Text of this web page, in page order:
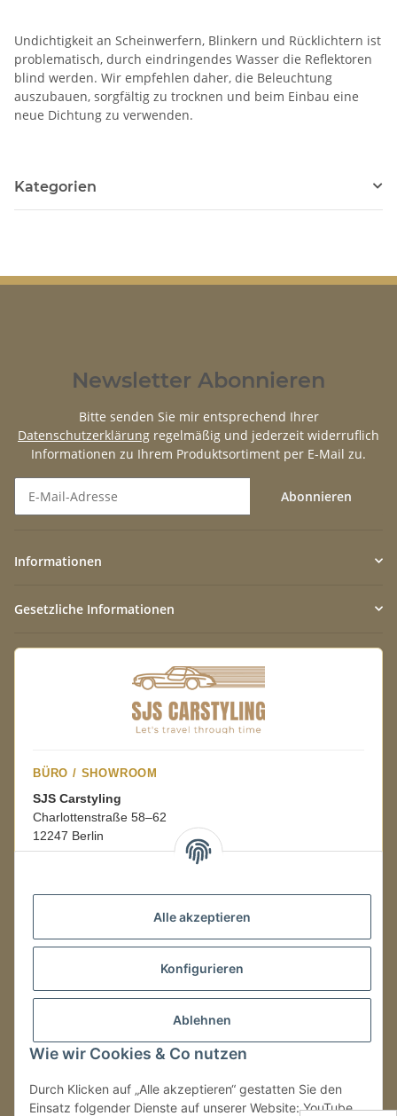
Alle akzeptieren
Konfigurieren
Ablehnen
Wie wir Cookies & Co nutzen
Durch Klicken auf „Alle akzeptieren“ gestatten Sie den
Einsatz folgender Dienste auf unserer Website: YouTube,
Undichtigkeit an Scheinwerfern, Blinkern und Rücklichtern ist
problematisch, durch eindringendes Wasser die Reflektoren
blind werden. Wir empfehlen daher, die Beleuchtung
auszubauen, sorgfältig zu trocknen und beim Einbau eine
neue Dichtung zu verwenden.
Kategorien
Newsletter Abonnieren
Bitte senden Sie mir entsprechend Ihrer
Datenschutzerklärung regelmäßig und jederzeit widerruflich
Informationen zu Ihrem Produktsortiment per E-Mail zu.
Abonnieren
Informationen
Gesetzliche Informationen
BÜRO / SHOWROOM
SJS Carstyling
Charlottenstraße 58–62
12247 Berlin
08:00–16:00 Uhr
LAGER / RETOUREN
Packmonster Fulfillment
SJS Carstyling Lager
Retouren ausschließlich an diese Adresse.